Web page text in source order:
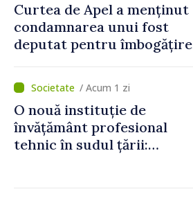
Curtea de Apel a menținut
condamnarea unui fost
deputat pentru îmbogățire
statului peste 2,4 milioane
de lei
/ Acum 1 zi
O nouă instituție de
învățământ profesional
tehnic în sudul țării: